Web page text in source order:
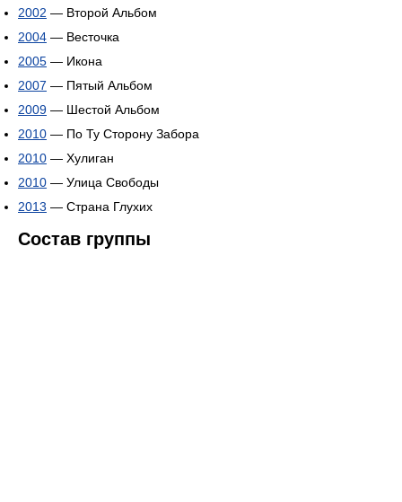
2002 — Второй Альбом
2004 — Весточка
2005 — Икона
2007 — Пятый Альбом
2009 — Шестой Альбом
2010 — По Ту Сторону Забора
2010 — Хулиган
2010 — Улица Свободы
2013 ― Страна Глухих
Состав группы